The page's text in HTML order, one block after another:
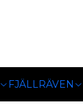
FJÄLLRÄVEN